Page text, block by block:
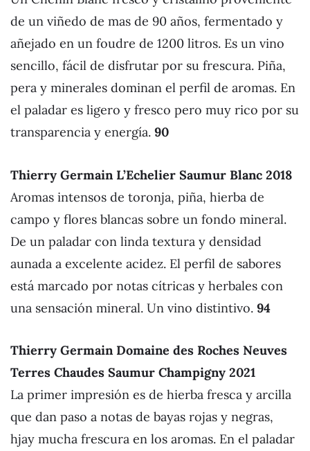
de un viñedo de mas de 90 años, fermentado y
añejado en un foudre de 1200 litros. Es un vino
sencillo, fácil de disfrutar por su frescura. Piña,
pera y minerales dominan el perfil de aromas. En
el paladar es ligero y fresco pero muy rico por su
transparencia y energía. 90
Thierry Germain L’Echelier Saumur Blanc 2018
Aromas intensos de toronja, piña, hierba de
campo y flores blancas sobre un fondo mineral.
De un paladar con linda textura y densidad
aunada a excelente acidez. El perfil de sabores
está marcado por notas cítricas y herbales con
una sensación mineral. Un vino distintivo. 94
Thierry Germain Domaine des Roches Neuves
Terres Chaudes Saumur Champigny 2021
La primer impresión es de hierba fresca y arcilla
que dan paso a notas de bayas rojas y negras,
hjay mucha frescura en los aromas. En el paladar